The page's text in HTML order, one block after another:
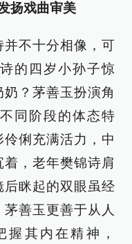
扬戏曲审美
并不十分相像，可
的四岁小孙子惊
？茅善玉扮演角
同阶段的体态特
俐充满活力，中
，老年樊锦诗肩
眯起的双眼虽经
善玉更善于从人
其内在精神，